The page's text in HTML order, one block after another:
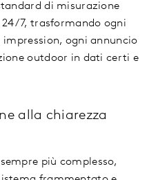
di misurazione
7, trasformando ogni
ogni annuncio
outdoor in dati certi e
alla chiarezza
più complesso,